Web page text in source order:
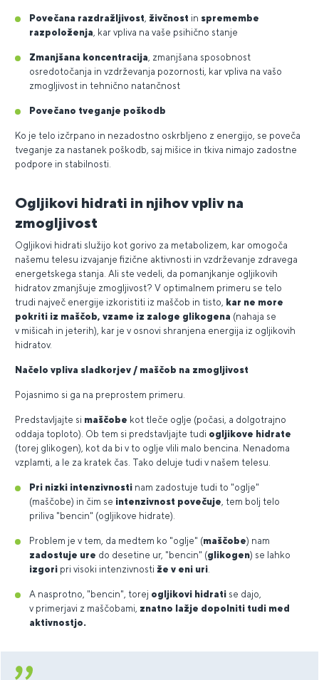
Povečana razdražljivost živčnost in spremembe
razpoloženja , kar vpliva na vaše psihično stanje
Zmanjšana koncentracija , zmanjšana sposobnost
osredotočanja in vzdrževanja pozornosti, kar vpliva na vašo
zmogljivost in tehnično natančnost
Povečano tveganje poškodb
Ko je telo izčrpano in nezadostno oskrbljeno z energijo, se poveča
tveganje za nastanek poškodb, saj mišice in tkiva nimajo zadostne
podpore in stabilnosti.
Ogljikovi hidrati in njihov vpliv na
zmogljivost
Ogljikovi hidrati služijo kot gorivo za metabolizem, kar omogoča
našemu telesu izvajanje fizične aktivnosti in vzdrževanje zdravega
energetskega stanja. Ali ste vedeli, da pomanjkanje ogljikovih
hidratov zmanjšuje zmogljivost? V optimalnem primeru se telo
trudi največ energije izkoristiti iz maščob in tisto,
kar ne more
pokriti iz maščob, vzame iz zaloge glikogena (nahaja se
v mišicah in jeterih), kar je v osnovi shranjena energija iz ogljikovih
hidratov.
Načelo vpliva sladkorjev / maščob na zmogljivost
Pojasnimo si ga na preprostem primeru.
Predstavljajte si maščobe kot tleče oglje (počasi, a dolgotrajno
oddaja toploto). Ob tem si predstavljajte tudi ogljikove hidrate
(torej glikogen), kot da bi v to oglje vlili malo bencina. Nenadoma
vzplamti, a le za kratek čas. Tako deluje tudi v našem telesu.
Pri nizki intenzivnosti nam zadostuje tudi to "oglje"
(maščobe) in čim se intenzivnost povečuje , tem bolj telo
priliva "bencin" (ogljikove hidrate).
Problem je v tem, da medtem ko "oglje" (maščobe) nam
zadostuje ure do desetine ur, "bencin" (glikogen) se lahko
izgori pri visoki intenzivnosti že v eni uri
A nasprotno, "bencin", torej ogljikovi hidrati se dajo,
v primerjavi z maščobami, znatno lažje dopolniti tudi med
aktivnostjo.